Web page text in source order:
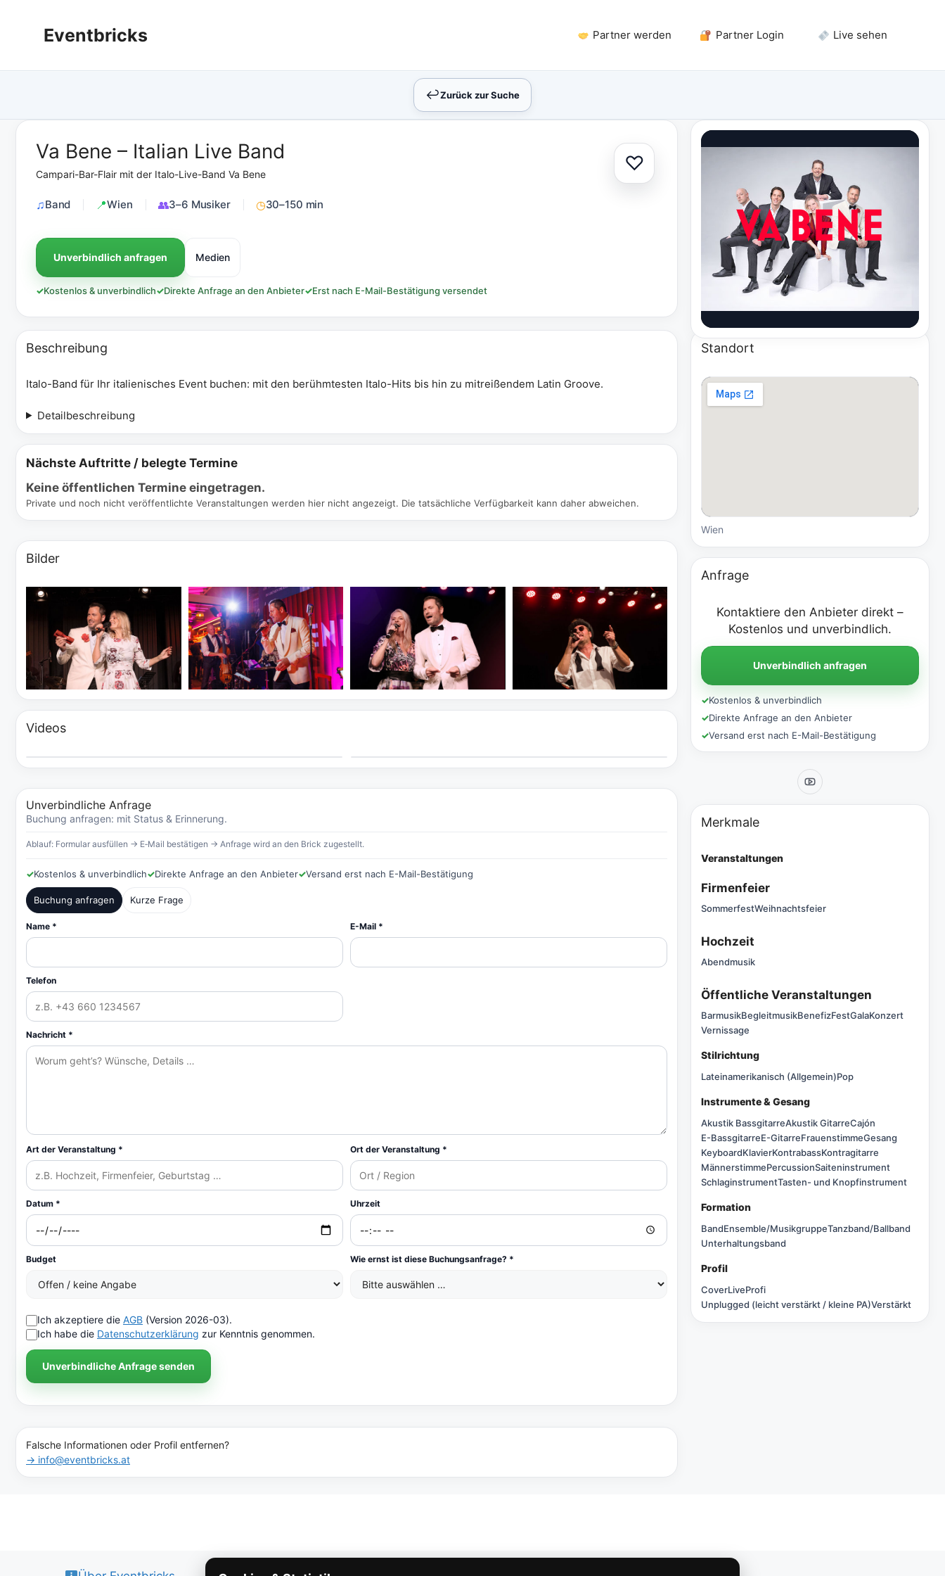
springenEventbricks Partner werden Partner Login Live sehen
↩︎Zurück zur Suche
♡Zur Auswahl hinzufügen
Va Bene – Italian Live Band
Campari-Bar-Flair mit der Italo-Live-Band Va Bene
Band Wien 3–6 Musiker 30–150 min
Unverbindlich anfragen Medien
✓Kostenlos & unverbindlich✓Direkte Anfrage an den Anbieter✓Erst nach E-Mail-Bestätigung versendet
Beschreibung
Italo-Band für Ihr italienisches Event buchen: mit den berühmtesten Italo-Hits bis hin zu mitreißendem Latin Groove.
Detailbeschreibung
Nächste Auftritte / belegte Termine
Keine öffentlichen Termine eingetragen.
Private und noch nicht veröffentlichte Veranstaltungen werden hier nicht angezeigt. Die tatsächliche Verfügbarkeit kann daher abweichen.
Bilder
Videos
Unverbindliche Anfrage
Buchung anfragen: mit Status & Erinnerung.
Ablauf: Formular ausfüllen → E‑Mail bestätigen → Anfrage wird an den Brick zugestellt.
✓Kostenlos & unverbindlich✓Direkte Anfrage an den Anbieter✓Versand erst nach E-Mail-Bestätigung
Buchung anfragen Kurze Frage
Name * E-Mail *
Telefon
Nachricht *
Art der Veranstaltung * Ort der Veranstaltung *
Datum * Uhrzeit
Budget Wie ernst ist diese Buchungsanfrage? *
Ich akzeptiere die AGB (Version 2026-03).
Ich habe die Datenschutzerklärung zur Kenntnis genommen.
Unverbindliche Anfrage senden
Falsche Informationen oder Profil entfernen?
→ info@eventbricks.at
Standort
Wien
Anfrage
Kontaktiere den Anbieter direkt –
Kostenlos und unverbindlich.
Unverbindlich anfragen
✓Kostenlos & unverbindlich
✓Direkte Anfrage an den Anbieter
✓Versand erst nach E-Mail-Bestätigung
Merkmale
Veranstaltungen
Firmenfeier
SommerfestWeihnachtsfeier
Hochzeit
Abendmusik
Öffentliche Veranstaltungen
BarmusikBegleitmusikBenefizFestGalaKonzert
Vernissage
Stilrichtung
Lateinamerikanisch (Allgemein)Pop
Instrumente & Gesang
Akustik BassgitarreAkustik GitarreCajón
E-BassgitarreE-GitarreFrauenstimmeGesang
KeyboardKlavierKontrabassKontragitarre
MännerstimmePercussionSaiteninstrument
SchlaginstrumentTasten- und Knopfinstrument
Formation
BandEnsemble/MusikgruppeTanzband/Ballband
Unterhaltungsband
Profil
CoverLiveProfi
Unplugged (leicht verstärkt / kleine PA)Verstärkt